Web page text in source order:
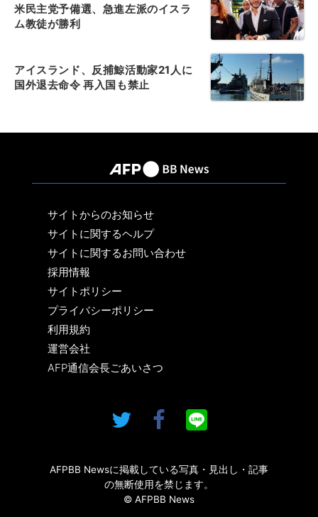
米民主党予備選、急進左派のイスラ
ム教徒が勝利
アイスランド、反捕鯨活動家21人に
国外退去命令 再入国も禁止
サイトからのお知らせ
サイトに関するヘルプ
サイトに関するお問い合わせ
採用情報
サイトポリシー
プライバシーポリシー
利用規約
運営会社
AFP通信会長ごあいさつ
AFPBB Newsに掲載している写真・見出し・記事
の無断使用を禁じます。
© AFPBB News